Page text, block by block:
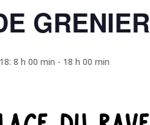
GRENIER
8 h 00 min - 18 h 00 min